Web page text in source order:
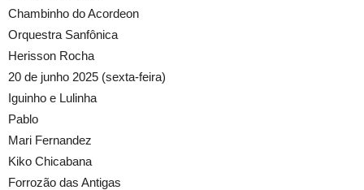
Chambinho do Acordeon
Orquestra Sanfônica
Herisson Rocha
20 de junho 2025 (sexta-feira)
Iguinho e Lulinha
Pablo
Mari Fernandez
Kiko Chicabana
Forrozão das Antigas